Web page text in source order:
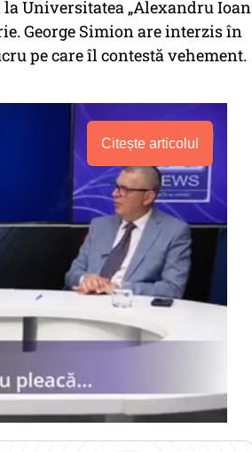
Universitatea „Alexandru Ioan
George Simion are interzis în
pe care îl contestă vehement.
Citește articolul